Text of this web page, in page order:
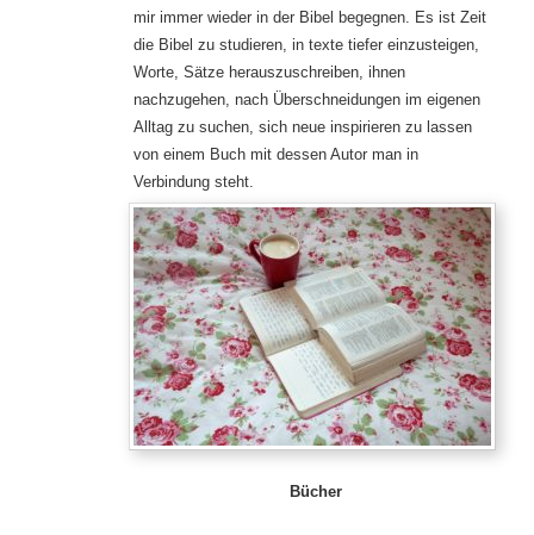
mir immer wieder in der Bibel begegnen. Es ist Zeit
die Bibel zu studieren, in texte tiefer einzusteigen,
Worte, Sätze herauszuschreiben, ihnen
nachzugehen, nach Überschneidungen im eigenen
Alltag zu suchen, sich neue inspirieren zu lassen
von einem Buch mit dessen Autor man in
Verbindung steht.
Bücher